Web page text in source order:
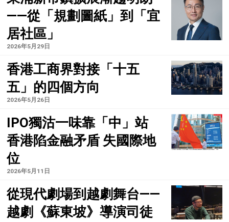
——從「規劃圖紙」到「宜
居社區」
2026年5月29日
香港工商界對接「十五
五」的四個方向
2026年5月26日
IPO獨沽一味靠「中」站
香港陷金融矛盾 失國際地
位
2026年5月11日
從現代劇場到越劇舞台——
越劇《蘇東坡》導演司徒